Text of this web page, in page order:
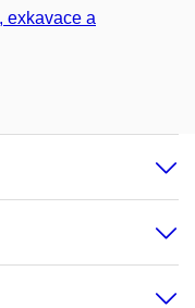
exkavace a